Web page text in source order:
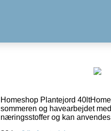
Homeshop Plantejord
sommeren og havearbejdet
næringsstoffer og kan